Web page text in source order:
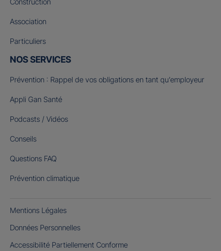
Association
Particuliers
NOS SERVICES
Prévention : Rappel de vos obligations en tant qu’employeur
Appli Gan Santé
Podcasts / Vidéos
Conseils
Questions FAQ
Prévention climatique
Mentions Légales
Données Personnelles
Accessibilité Partiellement Conforme